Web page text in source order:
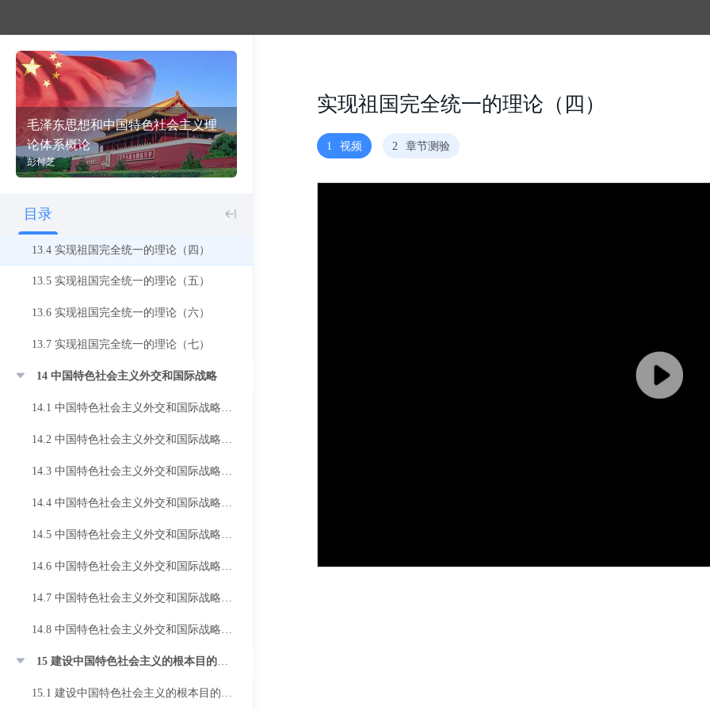
毛泽东思想和中国特色社会主义理
论体系概论
彭付芝
目录
13 实现祖国完全统一的理论
13.1 实现祖国完全统一的理论（一）
13.3 实现祖国完全统一的理论（三）
13.4 实现祖国完全统一的理论（四）
13.5 实现祖国完全统一的理论（五）
13.6 实现祖国完全统一的理论（六）
13.7 实现祖国完全统一的理论（七）
14 中国特色社会主义外交和国际战略
14.1 中国特色社会主义外交和国际战略（一）
14.2 中国特色社会主义外交和国际战略（二）
14.3 中国特色社会主义外交和国际战略（三）
14.4 中国特色社会主义外交和国际战略（四）
14.5 中国特色社会主义外交和国际战略（五）
14.6 中国特色社会主义外交和国际战略（六）
14.7 中国特色社会主义外交和国际战略（七）
14.8 中国特色社会主义外交和国际战略（八）
15 建设中国特色社会主义的根本目的和依靠力量
15.1 建设中国特色社会主义的根本目的和依靠力量（一）
实现祖国完全统一的理论（四）
1 视频 2 章节测验